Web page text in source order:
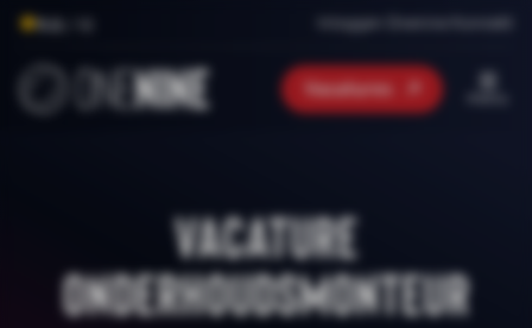
9.0 Inloggen Onenine Konnekt
Vacatures
Vacature
onderhoudsmonteur